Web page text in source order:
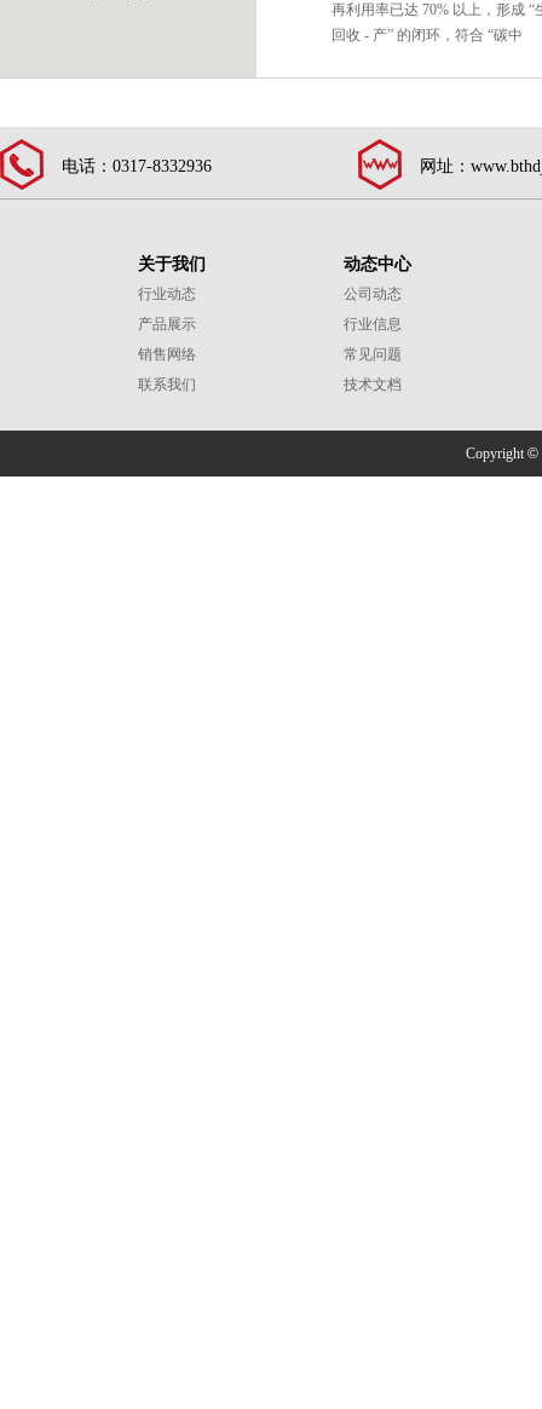
再利用率已达 70% 以上，形成 “
回收 - 产” 的闭环，符合 “碳中
电话：0317-8332936 网址：
关于我们
行业动态
产品展示
销售网络
联系我们
动态中心
公司动态
行业信息
常见问题
技术文档
Copyright ©